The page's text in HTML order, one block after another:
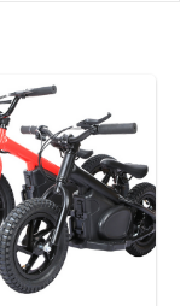
(香港會議展
(香港會議展
(香港會議展覽